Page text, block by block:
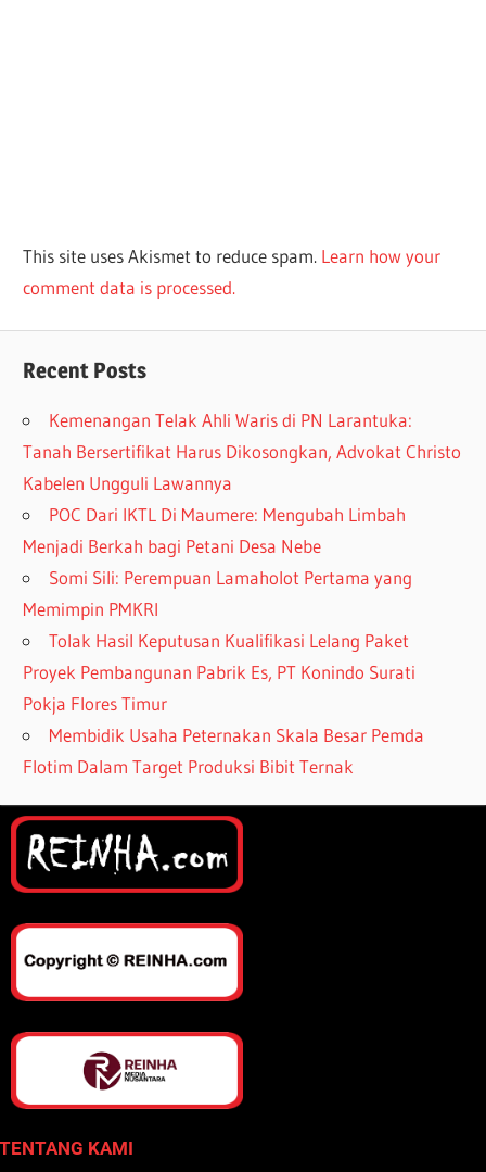
This site uses Akismet to reduce spam. Learn how your
comment data is processed.
Recent Posts
Kemenangan Telak Ahli Waris di PN Larantuka:
Tanah Bersertifikat Harus Dikosongkan, Advokat Christo
Kabelen Ungguli Lawannya
POC Dari IKTL Di Maumere: Mengubah Limbah
Menjadi Berkah bagi Petani Desa Nebe
Somi Sili: Perempuan Lamaholot Pertama yang
Memimpin PMKRI
Tolak Hasil Keputusan Kualifikasi Lelang Paket
Proyek Pembangunan Pabrik Es, PT Konindo Surati
Pokja Flores Timur
Membidik Usaha Peternakan Skala Besar Pemda
Flotim Dalam Target Produksi Bibit Ternak
TENTANG KAMI